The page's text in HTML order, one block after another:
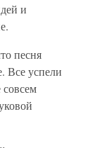
и
песня
Все успели